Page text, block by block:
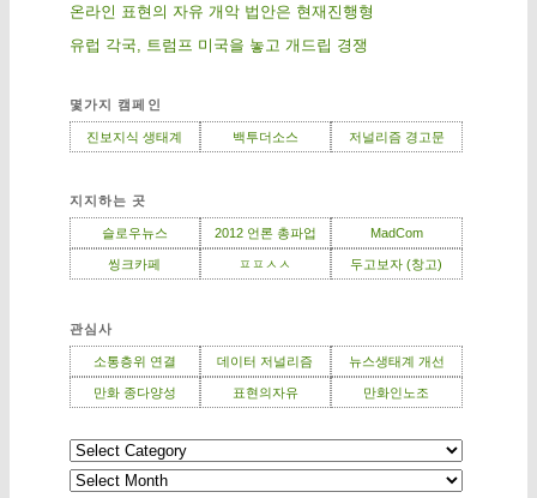
온라인 표현의 자유 개악 법안은 현재진행형
유럽 각국, 트럼프 미국을 놓고 개드립 경쟁
몇가지 캠페인
진보지식 생태계 백투더소스 저널리즘 경고문
지지하는 곳
슬로우뉴스 2012 언론 총파업 MadCom
씽크카페 ㅍㅍㅅㅅ 두고보자 (창고)
관심사
소통층위 연결 데이터 저널리즘 뉴스생태계 개선
만화 종다양성 표현의자유 만화인노조